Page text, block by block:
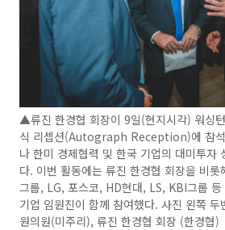
▲류진 한경협 회장이 9일(현지시각) 워싱
식 리셉션(Autograph Reception)에 참석
나 한미 경제협력 및 한국 기업의 대미투자
다. 이번 활동에는 류진 한경협 회장을 비
그룹, LG, 포스코, HD현대, LS, KBI그룹
기업 임원진이 함께 참여했다. 사진 왼쪽
원의원(미주리), 류진 한경협 회장 (한경협)